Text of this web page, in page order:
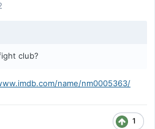
club?
name/nm0005363/
1